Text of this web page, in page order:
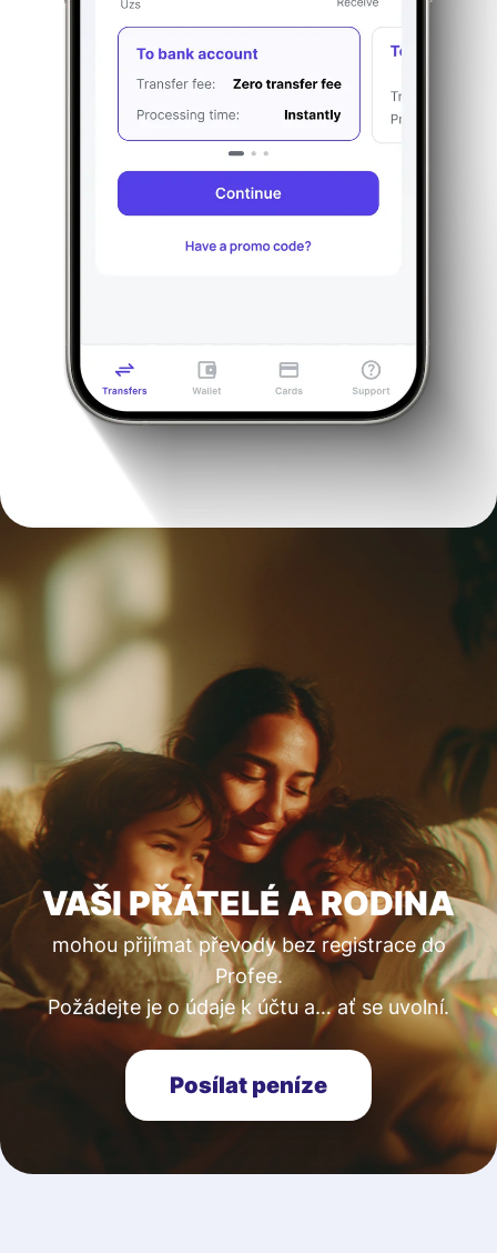
VAŠI PŘÁTELÉ A RODINA
mohou přijímat převody bez registrace do
Profee.
Požádejte je o údaje k účtu a… ať se uvolní.
Posílat peníze